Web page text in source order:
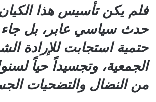
فلم يكن تأسيس هذا
حدث سياسي عابر، بل
حتمية استجابت للإرادة
الجمعية، وتجسيداً حياً
من النضال والتضحيات